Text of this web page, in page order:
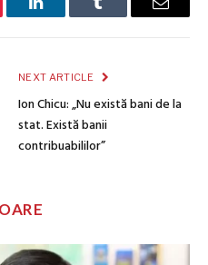
LinkedInTumblr Email
NEXT ARTICLE
Ion Chicu: „Nu există bani de la
stat. Există banii
contribuabililor”